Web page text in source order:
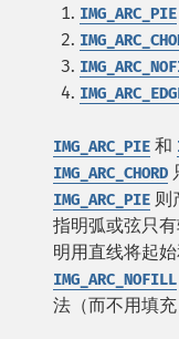
IMG_ARC_PIE
IMG_ARC_PIE 和
IMG_ARC_CHORD
IMG_ARC_PIE 则
指明弧或弦只有
明用直线将起
IMG_ARC_NOFILL
法（而不用填充